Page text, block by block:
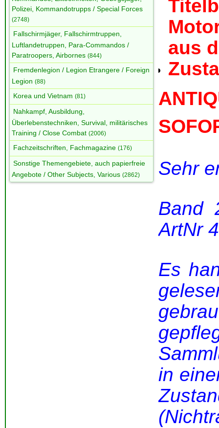
Polizei, Kommandotrupps / Special Forces
(2748)
Fallschirmjäger, Fallschirmtruppen,
Luftlandetruppen, Para-Commandos /
Paratroopers, Airbornes (844)
Fremdenlegion / Legion Etrangere / Foreign
Legion (88)
Korea und Vietnam (81)
Nahkampf, Ausbildung,
Überlebenstechniken, Survival, militärisches
Training / Close Combat (2006)
Fachzeitschriften, Fachmagazine (176)
Sonstige Themengebiete, auch papierfreie
Angebote / Other Subjects, Various (2862)
aus
Sehr
Band
ArtNr
Es
in